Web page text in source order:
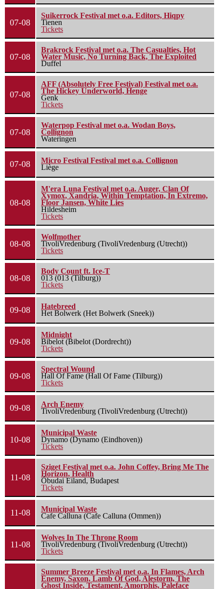
07-08
Suikerrock Festival met o.a. Editors, Hiqpy
Tienen
Tickets
07-08
Brakrock Festival met o.a. The Casualties, Hot
Water Music, No Turning Back, The Exploited
Duffel
07-08
AFF (Absolutely Free Festival) Festival met o.a.
The Hickey Underworld, Henge
Genk
Tickets
07-08
Waterpop Festival met o.a. Wodan Boys,
Collignon
Wateringen
07-08
Micro Festival Festival met o.a. Collignon
Liège
08-08
M'era Luna Festival met o.a. Auger, Clan Of
Xymox, Xandria, Within Temptation, In Extremo,
Floor Jansen, White Lies
Hildesheim
Tickets
08-08
Wolfmother
TivoliVredenburg (TivoliVredenburg (Utrecht))
Tickets
08-08
Body Count ft. Ice-T
013 (013 (Tilburg))
Tickets
09-08
Hatebreed
Het Bolwerk (Het Bolwerk (Sneek))
09-08
Midnight
Bibelot (Bibelot (Dordrecht))
Tickets
09-08
Spectral Wound
Hall Of Fame (Hall Of Fame (Tilburg))
Tickets
09-08
Arch Enemy
TivoliVredenburg (TivoliVredenburg (Utrecht))
10-08
Municipal Waste
Dynamo (Dynamo (Eindhoven))
Tickets
11-08
Sziget Festival met o.a. John Coffey, Bring Me The
Horizon, Health
Óbudai Eiland, Budapest
Tickets
11-08
Municipal Waste
Cafe Calluna (Cafe Calluna (Ommen))
11-08
Wolves In The Throne Room
TivoliVredenburg (TivoliVredenburg (Utrecht))
Tickets
Summer Breeze Festival met o.a. In Flames, Arch
Enemy, Saxon, Lamb Of God, Alestorm, The
Ghost Inside, Testament, Amorphis, Paleface